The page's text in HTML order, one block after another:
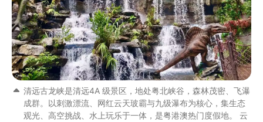
清远古龙峡是清远4A 级景区，地处粤北峡谷，森林茂密、飞瀑
成群。以刺激漂流、网红云天玻霸与九级瀑布为核心，集生态
观光、高空挑战、水上玩乐于一体，是粤港澳热门度假地。 云